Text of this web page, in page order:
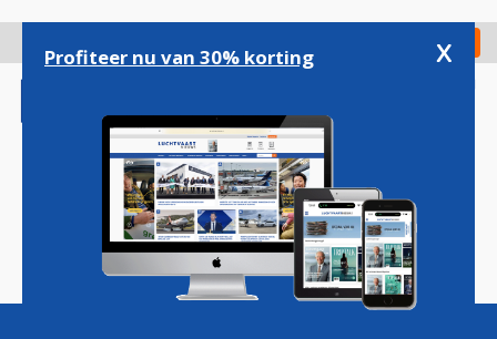
gaan
Check in
Magazine Podcasts Vacatures
Profiteer nu van 30% korting x